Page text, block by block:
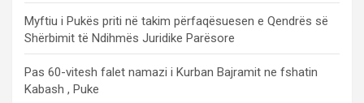
Myftiu i Pukës priti në takim përfaqësuesen e Qendrës së
Shërbimit të Ndihmës Juridike Parësore
Pas 60-vitesh falet namazi i Kurban Bajramit ne fshatin
Kabash , Puke